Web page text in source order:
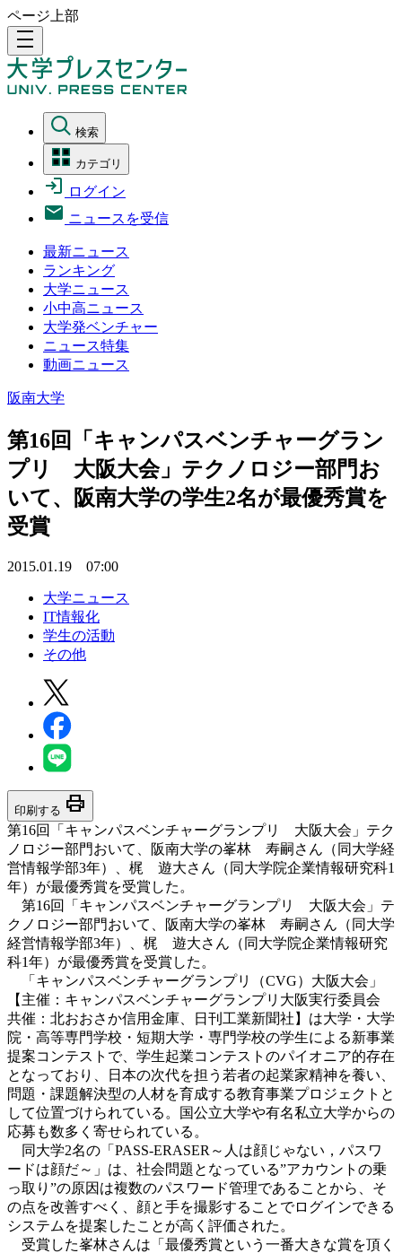
ページ上部
density_medium
検索
カテゴリ
ログイン
ニュースを受信
最新ニュース
ランキング
大学ニュース
小中高ニュース
大学発ベンチャー
ニュース特集
動画ニュース
阪南大学
第16回「キャンパスベンチャーグラン
プリ 大阪大会」テクノロジー部門お
いて、阪南大学の学生2名が最優秀賞を
受賞
2015.01.19 07:00
大学ニュース
IT情報化
学生の活動
その他
印刷する print
第16回「キャンパスベンチャーグランプリ 大阪大会」テク
ノロジー部門おいて、阪南大学の峯林 寿嗣さん（同大学経
営情報学部3年）、梶 遊大さん（同大学院企業情報研究科1
年）が最優秀賞を受賞した。
第16回「キャンパスベンチャーグランプリ 大阪大会」テ
クノロジー部門おいて、阪南大学の峯林 寿嗣さん（同大学
経営情報学部3年）、梶 遊大さん（同大学院企業情報研究
科1年）が最優秀賞を受賞した。
「キャンパスベンチャーグランプリ（CVG）大阪大会」
【主催：キャンパスベンチャーグランプリ大阪実行委員会
共催：北おおさか信用金庫、日刊工業新聞社】は大学・大学
院・高等専門学校・短期大学・専門学校の学生による新事業
提案コンテストで、学生起業コンテストのパイオニア的存在
となっており、日本の次代を担う若者の起業家精神を養い、
問題・課題解決型の人材を育成する教育事業プロジェクトと
して位置づけられている。国公立大学や有名私立大学からの
応募も数多く寄せられている。
同大学2名の「PASS-ERASER～人は顔じゃない，パスワ
ードは顔だ～」は、社会問題となっている”アカウントの乗
っ取り”の原因は複数のパスワード管理であることから、そ
の点を改善すべく、顔と手を撮影することでログインできる
システムを提案したことが高く評価された。
受賞した峯林さんは「最優秀賞という一番大きな賞を頂く